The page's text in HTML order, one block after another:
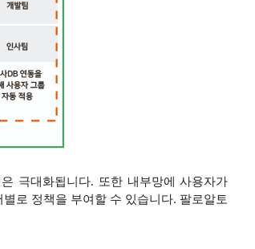
극대화됩니다. 또한 내부망에 사용자가
로 정책을 부여할 수 있습니다. 팔로알토